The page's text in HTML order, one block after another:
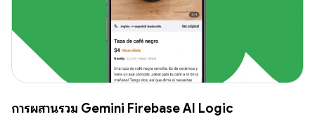
การผสานรวม Gemini Firebase AI Logic